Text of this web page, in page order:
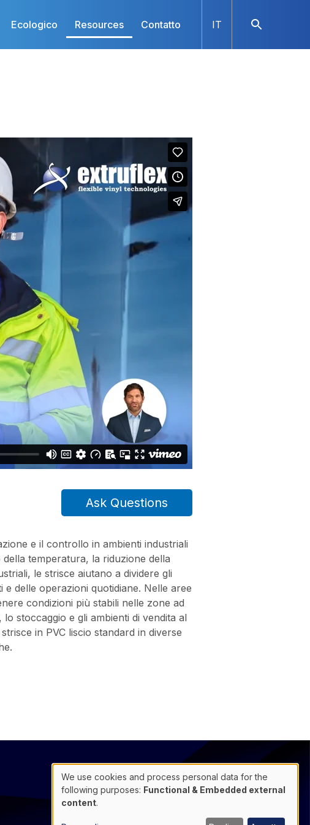
Ecologico Resources Contatto IT
Ask Questions
e il controllo in ambienti industriali
temperatura, la riduzione della
le strisce aiutano a dividere gli
delle operazioni quotidiane. Nelle aree
condizioni più stabili nelle zone ad
stoccaggio e gli ambienti di vendita al
in PVC liscio standard in diverse
@
Footer
Contatto
Data protection
Use
of
personal
data
We use cookies and process personal data for the
following purposes: Functional & Embedded external
content.